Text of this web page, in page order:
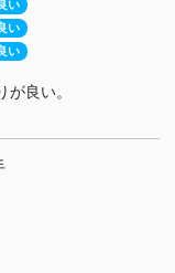
い
い
い
良い。